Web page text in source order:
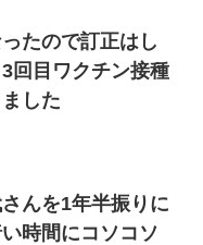
たので訂正はし
回目ワクチン接種
した
んを1年半振りに
時間にコソコソ